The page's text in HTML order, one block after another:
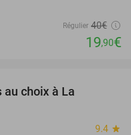
Régulier 40€
19,90€
au choix à La
9.4 star